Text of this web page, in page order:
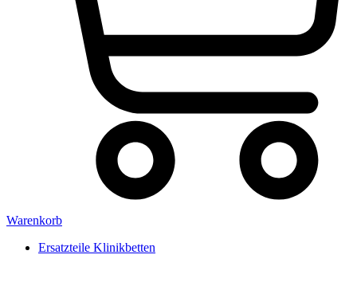
Warenkorb
Ersatzteile Klinikbetten